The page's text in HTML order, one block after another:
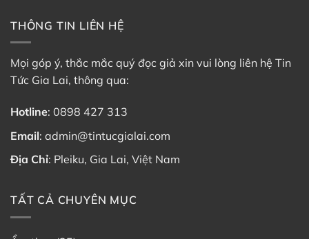
THÔNG TIN LIÊN HỆ
Mọi góp ý, thắc mắc quý đọc giả xin vui lòng liên hệ Tin
Tức Gia Lai, thông qua:
Hotline: 0898 427 313
Email: admin@tintucgialai.com
Địa Chỉ: Pleiku, Gia Lai, Việt Nam
TẤT CẢ CHUYÊN MỤC